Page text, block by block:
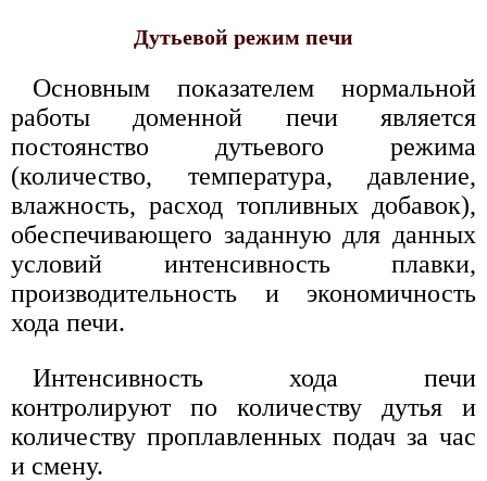
Дутьевой режим печи
Основным показателем нормальной
работы доменной печи является
постоянство дутьевого режима
(количество, температура, давление,
влажность, расход топливных добавок),
обеспечивающего заданную для данных
условий интенсивность плавки,
производительность и экономичность
хода печи.
Интенсивность хода печи
контролируют по количеству дутья и
количеству проплавленных подач за час
и смену.